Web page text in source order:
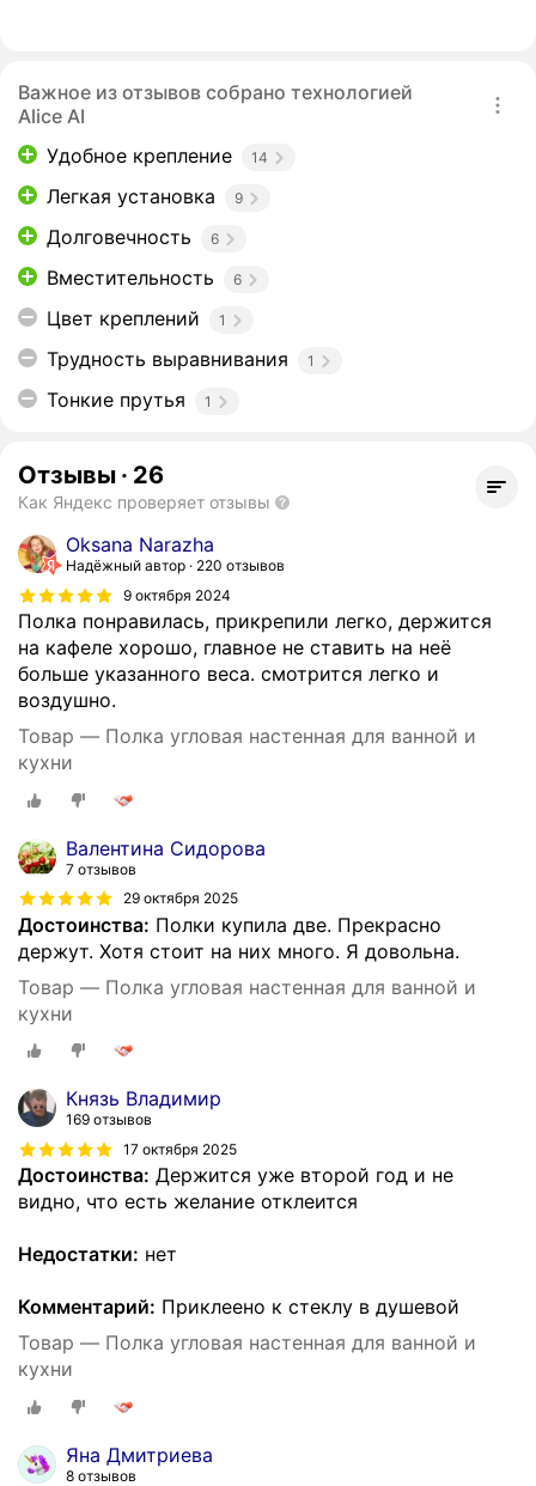
Важное из отзывов собрано технологией
Alice AI
Удобное крепление
14
Легкая установка 9
Долговечность 6
Вместительность 6
Цвет креплений 1
Трудность выравнивания 1
Тонкие прутья 1
Отзывы · 26
Как Яндекс проверяет отзывы
Oksana Narazha
Надёжный автор
220 отзывов
9 октября 2024
Полка понравилась, прикрепили легко, держится
на кафеле хорошо, главное не ставить на неё
больше указанного веса. смотрится легко и
воздушно.
Товар — Полка угловая настенная для ванной и
кухни
Валентина Сидорова
7 отзывов
29 октября 2025
Достоинства: Полки купила две. Прекрасно
держут. Хотя стоит на них много. Я довольна.
Товар — Полка угловая настенная для ванной и
кухни
Князь Владимир
169 отзывов
17 октября 2025
Достоинства: Держится уже второй год и не
видно, что есть желание отклеится
Недостатки: нет
Комментарий: Приклеено к стеклу в душевой
Товар — Полка угловая настенная для ванной и
кухни
Яна Дмитриева
8 отзывов